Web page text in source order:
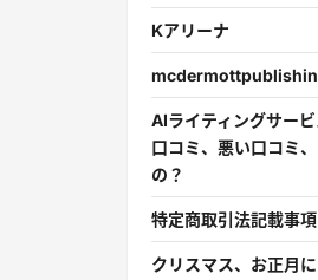
Kアリーナ
AIライティングサー
口コミ、悪い口コミ
の？
特定商取引法記載事項
クリスマス、お正月